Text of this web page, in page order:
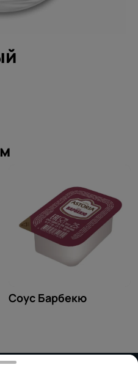
Соус Барбекю